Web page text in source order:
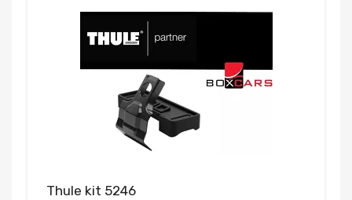
Thule kit 5246